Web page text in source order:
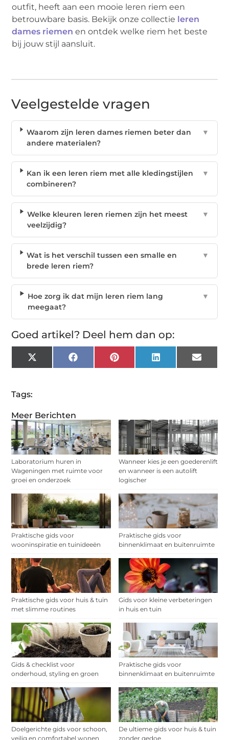
Meer Berichten
Laboratorium huren in
Wageningen met ruimte voor
groei en onderzoek
Wanneer kies je een goederenlift
en wanneer is een autolift
logischer
Praktische gids voor
wooninspiratie en tuinideeën
Praktische gids voor
binnenklimaat en buitenruimte
Praktische gids voor huis & tuin
met slimme routines
Gids voor kleine verbeteringen
in huis en tuin
Gids & checklist voor
onderhoud, styling en groen
Praktische gids voor
binnenklimaat en buitenruimte
Doelgerichte gids voor schoon,
veilig en comfortabel wonen
De ultieme gids voor huis & tuin
zonder gedoe
outfit, heeft aan een mooie leren riem een
betrouwbare basis. Bekijk onze collectie leren
dames riemen en ontdek welke riem het beste
bij jouw stijl aansluit.
Veelgestelde vragen
Waarom zijn leren dames riemen beter dan
andere materialen?
▼
Kan ik een leren riem met alle kledingstijlen
combineren?
▼
Welke kleuren leren riemen zijn het meest
veelzijdig?
▼
Wat is het verschil tussen een smalle en
brede leren riem?
▼
Hoe zorg ik dat mijn leren riem lang
meegaat?
▼
Goed artikel? Deel hem dan op:
X
(Twitter)
Facebook Pinterest LinkedIn Email
Tags: